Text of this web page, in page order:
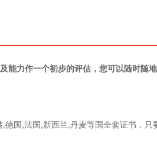
能力作一个初步的评估，您可以随时随
国,法国,新西兰,丹麦等国全套证书，只